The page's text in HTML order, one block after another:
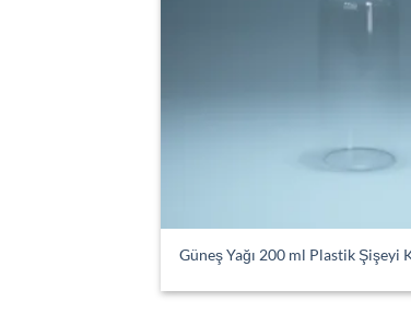
Güneş Yağı 200 ml Plastik Şişeyi